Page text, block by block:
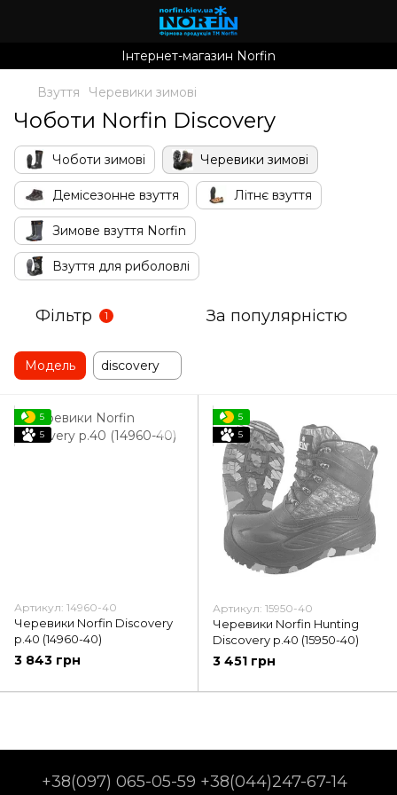
Інтернет-магазин Norfin
Взуття Черевики зимові
Чоботи Norfin Discovery
Чоботи зимові Черевики зимові
Демісезонне взуття Літнє взуття
Зимове взуття Norfin
Взуття для риболовлі
Фільтр 1 За популярністю
Модель discovery
5
5
Артикул: 14960-40
Черевики Norfin Discovery
p.40 (14960-40)
3 843 грн
5
5
Артикул: 15950-40
Черевики Norfin Hunting
Discovery p.40 (15950-40)
3 451 грн
+38(097) 065-05-59 +38(044)247-67-14